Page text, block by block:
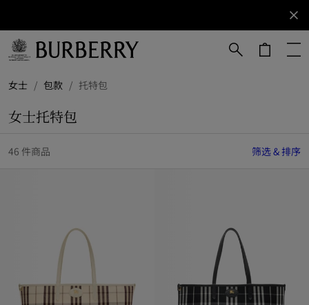
订阅获取
Burberry
品牌资
女士 / 包款 / 托特包
女士托特包
46 件商品 筛选 & 排序